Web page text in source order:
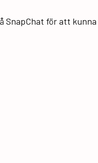
SnapChat för att